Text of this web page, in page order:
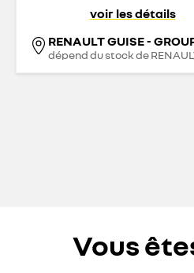
voir les détails
RENAULT GUISE -
dépend du stock deRENAULT AVESNES S/
Vous